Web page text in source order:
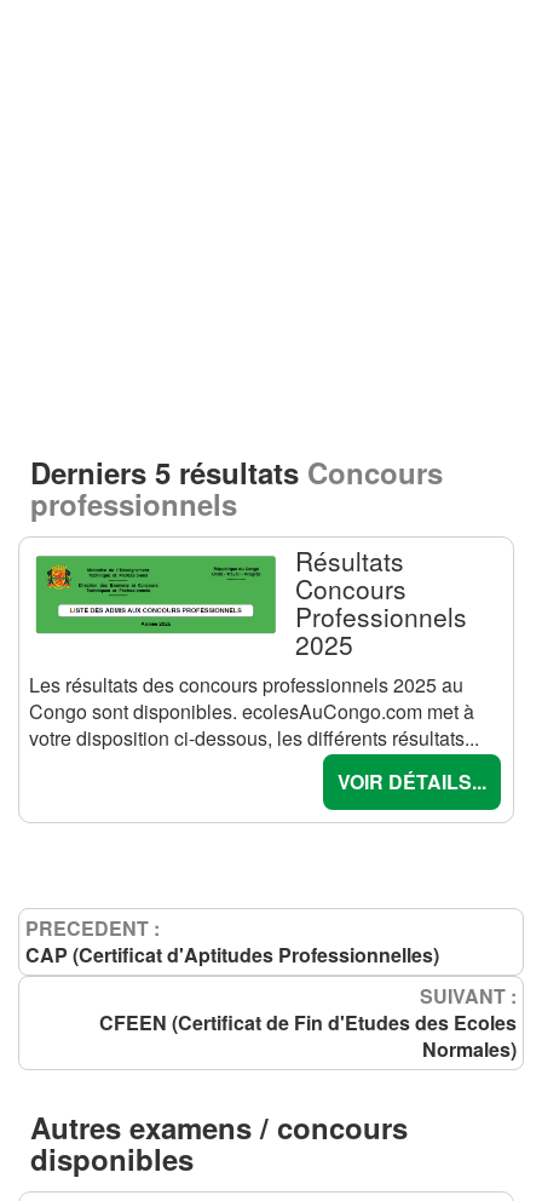
Derniers 5 résultats Concours
professionnels
Résultats
Concours
Professionnels
2025
Les résultats des concours professionnels 2025 au
Congo sont disponibles. ecolesAuCongo.com met à
votre disposition ci-dessous, les différents résultats...
VOIR DÉTAILS...
PRECEDENT :
CAP (Certificat d'Aptitudes Professionnelles)
SUIVANT :
CFEEN (Certificat de Fin d'Etudes des Ecoles
Normales)
Autres examens / concours
disponibles